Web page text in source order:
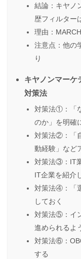
結論：キヤノ
歴フィルター
理由：
注意点：他の
り
キヤノンマーケ
対策法
対策法①：「
のか」を明確
対策法②：「
動経験」など
対策法③：IT
IT企業を紹介
対策法④：「
しておく
対策法⑤：イ
進められるよ
対策法⑥：
する